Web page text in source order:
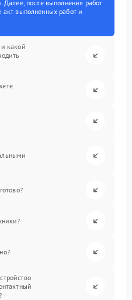
Далее, после выполнения работ
акт выполненных работ и
какой